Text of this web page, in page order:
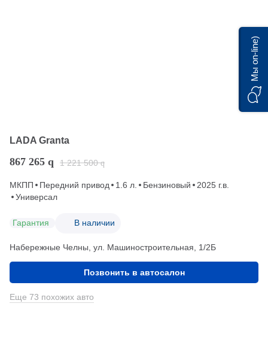
LADA Granta
867 265 q 1 221 500 q
МКПП Передний привод 1.6 л. Бензиновый
2025 г.в.
Универсал
Гарантия В наличии
Набережные Челны, ул. Машиностроительная, 1/2Б
Позвонить в автосалон
Еще 73 похожих авто
Мы on-line)